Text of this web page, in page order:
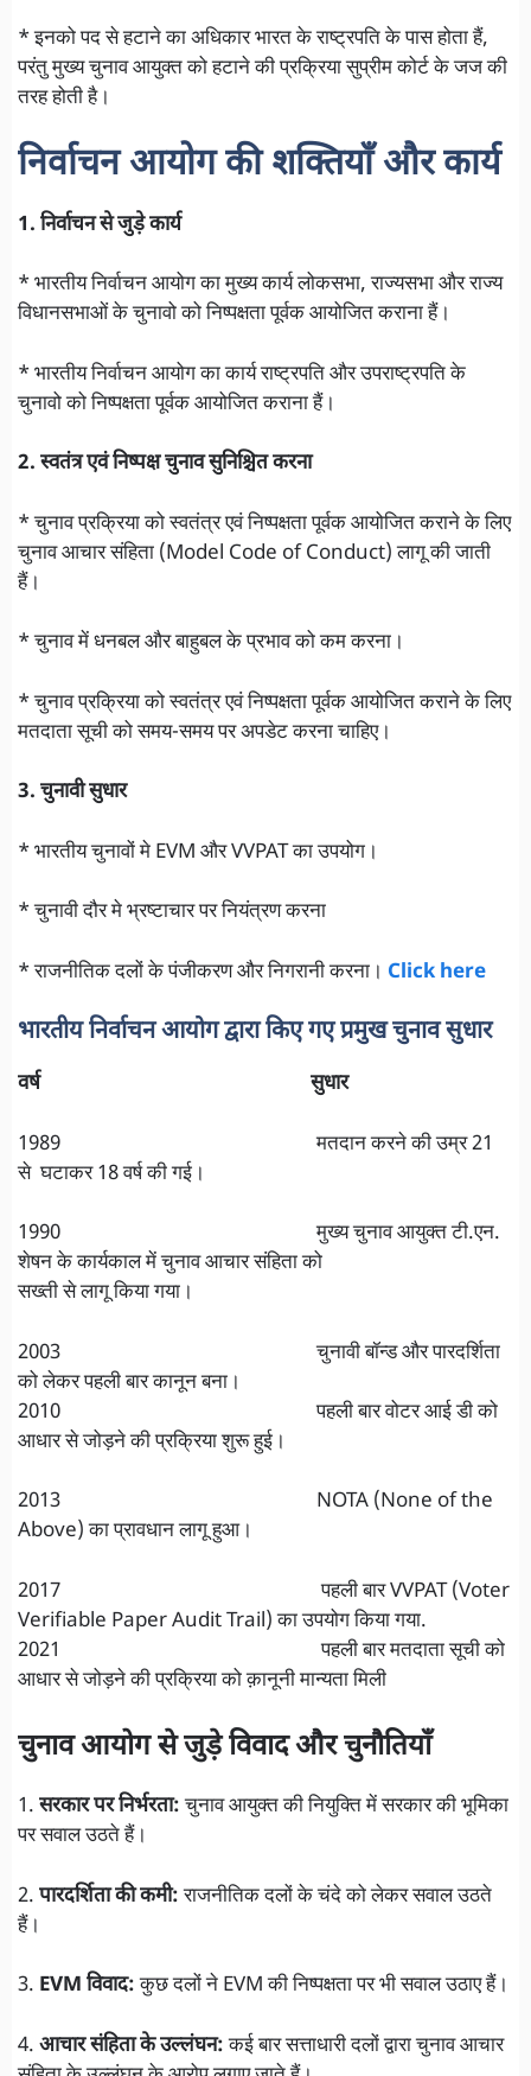
* इनको पद से हटाने का अधिकार भारत के राष्ट्रपति के पास होता हैं,
परंतु मुख्य चुनाव आयुक्त को हटाने की प्रक्रिया सुप्रीम कोर्ट के जज की
तरह होती है।
निर्वाचन आयोग की शक्तियाँ और कार्य
1. निर्वाचन से जुड़े कार्य
* भारतीय निर्वाचन आयोग का मुख्य कार्य लोकसभा, राज्यसभा और राज्य
विधानसभाओं के चुनावो को निष्पक्षता पूर्वक आयोजित कराना हैं।
* भारतीय निर्वाचन आयोग का कार्य राष्ट्रपति और उपराष्ट्रपति के
चुनावो को निष्पक्षता पूर्वक आयोजित कराना हैं।
2. स्वतंत्र एवं निष्पक्ष चुनाव सुनिश्चित करना
* चुनाव प्रक्रिया को स्वतंत्र एवं निष्पक्षता पूर्वक आयोजित कराने के लिए
चुनाव आचार संहिता (Model Code of Conduct) लागू की जाती
हैं।
* चुनाव में धनबल और बाहुबल के प्रभाव को कम करना।
* चुनाव प्रक्रिया को स्वतंत्र एवं निष्पक्षता पूर्वक आयोजित कराने के लिए
मतदाता सूची को समय-समय पर अपडेट करना चाहिए।
3. चुनावी सुधार
* भारतीय चुनावों मे EVM और VVPAT का उपयोग।
* चुनावी दौर मे भ्रष्टाचार पर नियंत्रण करना
* राजनीतिक दलों के पंजीकरण और निगरानी करना। Click here
भारतीय निर्वाचन आयोग द्वारा किए गए प्रमुख चुनाव सुधार
वर्ष सुधार
1989 मतदान करने की उम्र 21
से घटाकर 18 वर्ष की गई।
1990 मुख्य चुनाव आयुक्त टी.एन.
शेषन के कार्यकाल में चुनाव आचार संहिता को
सख्ती से लागू किया गया।
2003 चुनावी बॉन्ड और पारदर्शिता
को लेकर पहली बार कानून बना।
2010 पहली बार वोटर आई डी को
आधार से जोड़ने की प्रक्रिया शुरू हुई।
2013 NOTA (None of the
Above) का प्रावधान लागू हुआ।
2017 पहली बार VVPAT (Voter
Verifiable Paper Audit Trail) का उपयोग किया गया.
2021 पहली बार मतदाता सूची को
आधार से जोड़ने की प्रक्रिया को क़ानूनी मान्यता मिली
चुनाव आयोग से जुड़े विवाद और चुनौतियाँ
1. सरकार पर निर्भरता:चुनाव आयुक्त की नियुक्ति में सरकार की भूमिका
पर सवाल उठते हैं।
2. पारदर्शिता की कमी:राजनीतिक दलों के चंदे को लेकर सवाल उठते
हैं।
3. EVM विवाद:कुछ दलों ने EVM की निष्पक्षता पर भी सवाल उठाए हैं।
4. आचार संहिता के उल्लंघन:कई बार सत्ताधारी दलों द्वारा चुनाव आचार